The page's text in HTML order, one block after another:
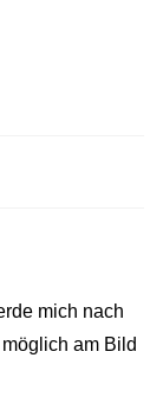
mich nach
am Bild